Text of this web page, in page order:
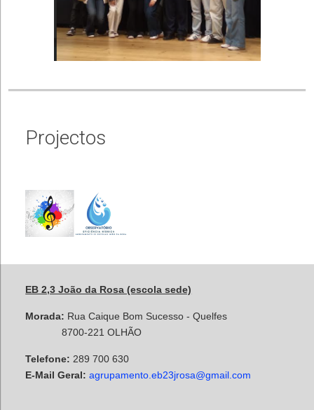
Projectos
EB 2,3 João da Rosa (escola sede)
Morada: Rua Caique Bom Sucesso - Quelfes
8700-221 OLHÃO
Telefone: 289 700 630
E-Mail Geral: agrupamento.eb23jrosa@gmail.com